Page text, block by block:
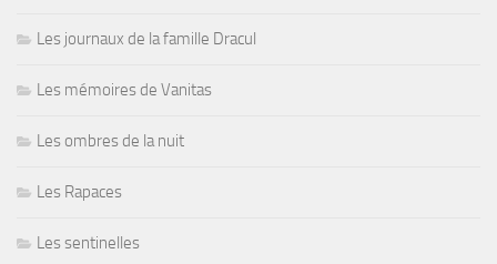
Les journaux de la famille Dracul
Les mémoires de Vanitas
Les ombres de la nuit
Les Rapaces
Les sentinelles